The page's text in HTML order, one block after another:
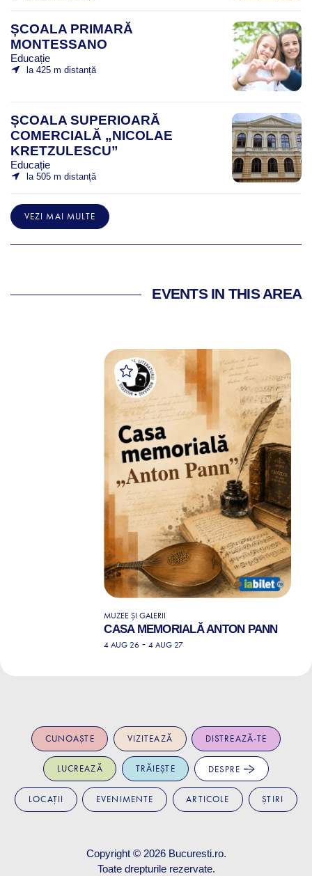
ȘCOALA PRIMARĂ
MONTESSANO
Educație
la 425 m distanță
ȘCOALA SUPERIOARĂ
COMERCIALĂ „NICOLAE
KRETZULESCU”
Educație
la 505 m distanță
VEZI MAI MULTE
EVENTS IN THIS AREA
MUZEE ȘI GALERII
CASA MEMORIALĂ ANTON PANN
4 AUG 26 -4 AUG 27
CUNOAȘTE VIZITEAZĂ DISTREAZĂ-TE
LUCREAZĂ TRĂIEȘTE DESPRE
LOCAȚII EVENIMENTE ARTICOLE ȘTIRI
Copyright © 2026 Bucuresti.ro.
Toate drepturile rezervate.